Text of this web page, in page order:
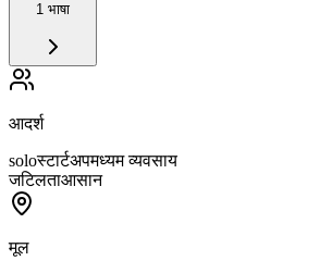
1 भाषा
आदर्श
soloस्टार्टअपमध्यम व्यवसाय
जटिलताआसान
मूल